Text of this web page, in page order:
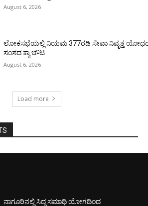
August 6, 2026
ಲೋಕಸಭೆಯಲ್ಲಿ ನಿಯಮ 377ರಡಿ ಸೇವಾ ನಿವೃತ್ತ
ಸಂಸದ ಕ್ಯಾ.ಚೌಟ
August 6, 2026
Load more
ನಾಗೂರಿನಲ್ಲಿ ಸಿದ್ಧ ಸಮಾಧಿ ಯೋಗದಿಂದ